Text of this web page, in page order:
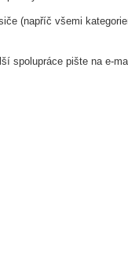
(napříč všemi
spolupráce pište na e-